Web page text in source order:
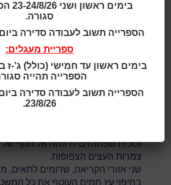
לקריאה נוספת ולתמונות:Queb
המשרת את תושבי העיירה סנט
במינרל
כהה ממצב את הכניסה אל העיר, על
ששתולה לאורך גדות הנהר.
הרעיון שמאחורי נפח המבנה מבוסס
זכוכית שפתוחים לרווחה אל הנוף
צמרות העצים הצפופות.
שני אזורי הקריאה, שדומים לתאים,
בחיפוי עץ חמים העוטף את כל
סגורה.
הספרייה תשוב לעבודה סדירה ביום
ספריית מעגלים:
הספרייה תהייה
הספרייה תשוב לעבודה סדירה
23/8/26.